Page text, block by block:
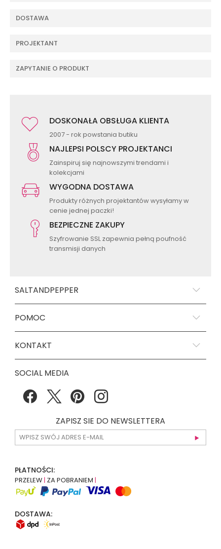
DOSTAWA
PROJEKTANT
ZAPYTANIE O PRODUKT
DOSKONAŁA OBSŁUGA KLIENTA
2007 - rok powstania butiku
NAJLEPSI POLSCY PROJEKTANCI
Zainspiruj się najnowszymi trendami i
kolekcjami
WYGODNA DOSTAWA
Produkty różnych projektantów wysyłamy w
cenie jednej paczki!
BEZPIECZNE ZAKUPY
Szyfrowanie SSL zapewnia pełną poufność
transmisji danych
SALTANDPEPPER
POMOC
KONTAKT
SOCIAL MEDIA
ZAPISZ SIE DO NEWSLETTERA
PŁATNOŚCI:
PRZELEW| ZA POBRANIEM |
DOSTAWA: